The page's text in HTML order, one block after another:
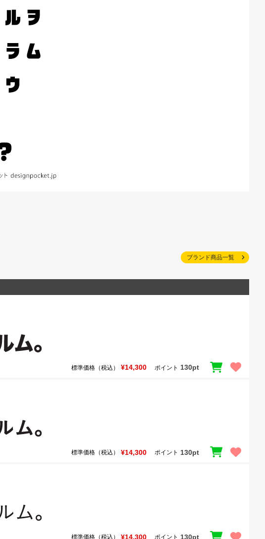
ブランド商品一覧
標準価格（税込） ¥14,300 ポイント 130pt
標準価格（税込） ¥14,300 ポイント 130pt
標準価格（税込） ¥14,300 ポイント 130pt